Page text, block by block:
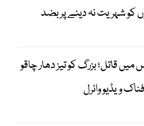
کو شہریت نہ دینے پر بضد
قاتل؛ بزرگ کو تیز دھار چاقو
ویڈیو وائرل